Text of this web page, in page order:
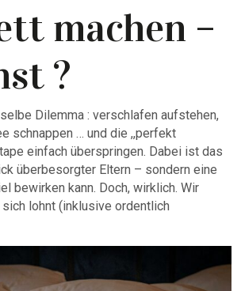
machen –
?
Dilemma : verschlafen aufstehen,
schnappen … und die ,,perfekt
einfach überspringen. Dabei ist das
überbesorgter Eltern – sondern eine
bewirken kann. Doch, wirklich. Wir
lohnt (inklusive ordentlich